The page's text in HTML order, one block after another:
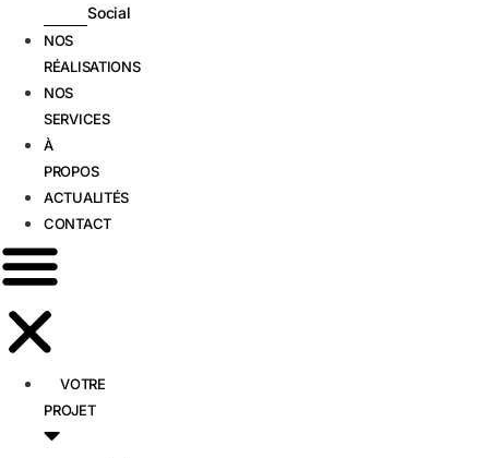
Social
NOS
RÉALISATIONS
NOS
SERVICES
À
PROPOS
ACTUALITÉS
CONTACT
VOTRE
PROJET